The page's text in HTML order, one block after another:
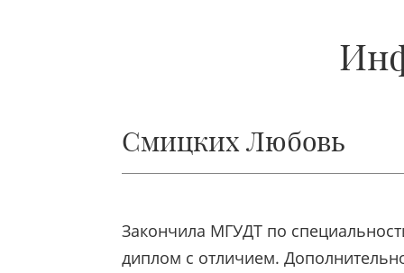
Смицких Любовь
Закончила МГУДТ по
диплом с отличием.